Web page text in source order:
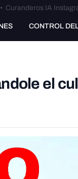
• Curanderos IA
CONTROL
el